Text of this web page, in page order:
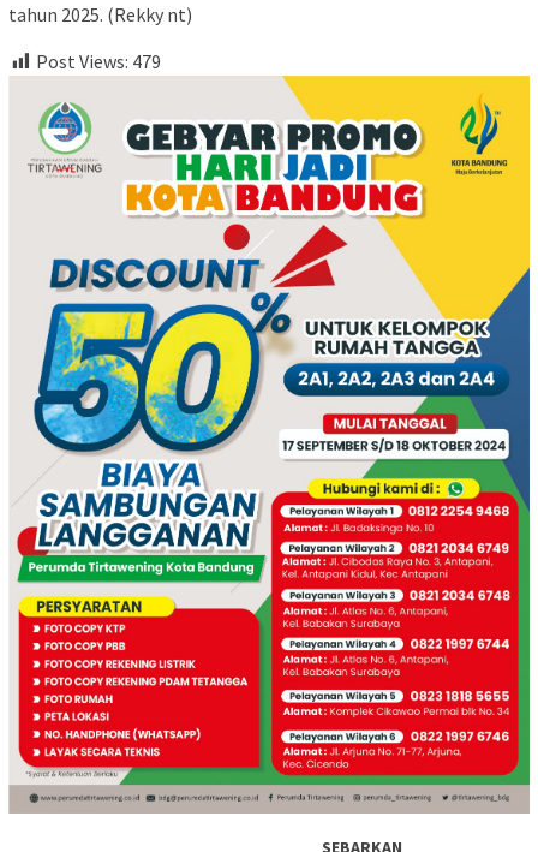
tahun 2025. (Rekky nt)
Post Views: 479